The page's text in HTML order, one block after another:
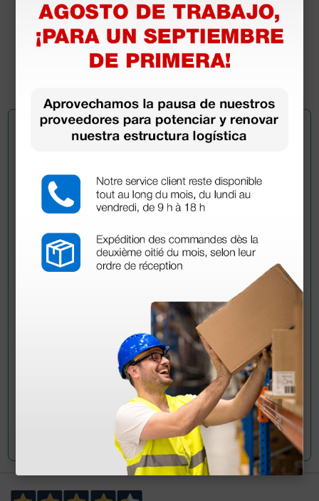
Etilenglicol
Tensioactivos no iónicos
Cloruro de alquil dimetil bencil amonio
Perfume
Pregúntale a un colega
¿Todavía tienes alguna duda? ¿Necesitas más
información?
Envía ahora mismo tu pregunta a los colegas que ya
han adquirido este producto.
Envía tu pregunta